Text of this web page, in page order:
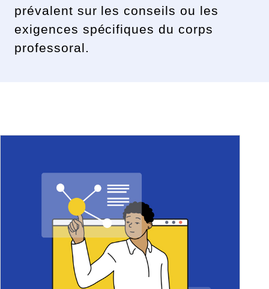
prévalent sur les conseils ou les
exigences spécifiques du corps
professoral.